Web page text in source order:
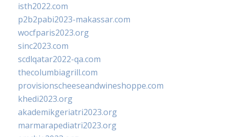
isth2022.com
p2b2pabi2023-makassar.com
wocfparis2023.org
sinc2023.com
scdlqatar2022-qa.com
thecolumbiagrill.com
provisionscheeseandwineshoppe.com
khedi2023.org
akademikgeriatri2023.org
marmarapediatri2023.org